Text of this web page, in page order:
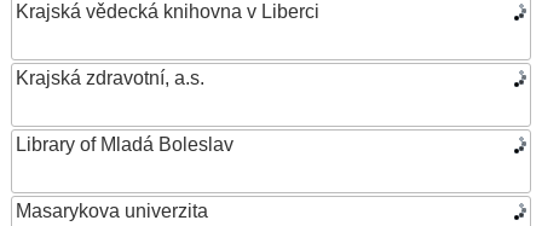
Krajská vědecká knihovna v Liberci
Krajská zdravotní, a.s.
Library of Mladá Boleslav
Masarykova univerzita